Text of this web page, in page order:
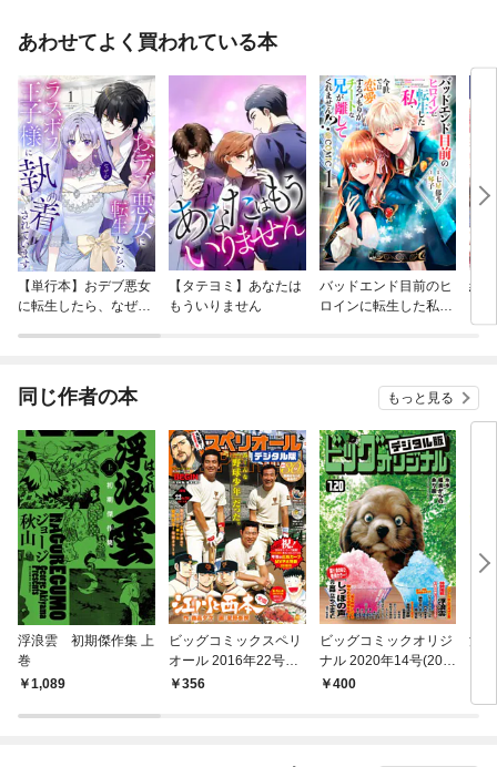
あわせてよく買われている本
【単行本】おデブ悪女
に転生したら、なぜか
【タテヨミ】あなたは
もういりません
バッドエンド目前のヒ
ロインに転生した私、
結
同じ作者の本 もっと見る
浮浪雲 初期傑作集 上
巻
1,089
ビッグコミックスペリ
オール 2016年22号
（2016年10月28日発
356
ビッグコミックオリジ
ナル 2020年14号(202
0年7月4日発売)
400
浮